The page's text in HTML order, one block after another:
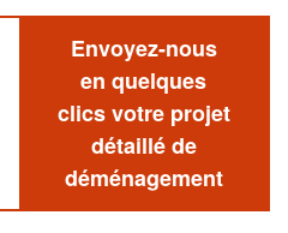
Envoyez-nous
en quelques
clics votre projet
détaillé de
déménagement